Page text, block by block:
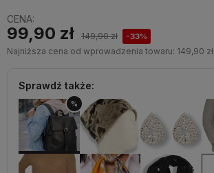
CENA:
99,90 zł 149,90 zł -33%
Najniższa cena od wprowadzenia towaru: 149,90 zł
Sprawdź także:
%